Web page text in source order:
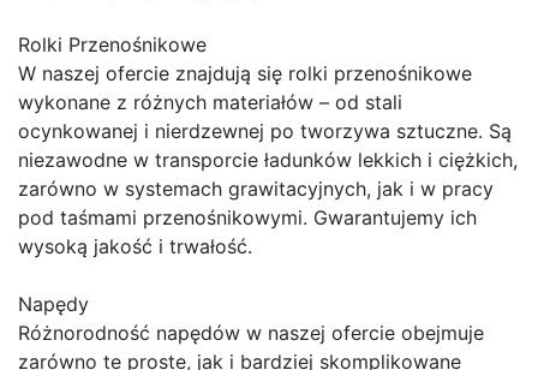
Rolki Przenośnikowe
W naszej ofercie znajdują się rolki przenośnikowe
wykonane z różnych materiałów – od stali
ocynkowanej i nierdzewnej po tworzywa sztuczne. Są
niezawodne w transporcie ładunków lekkich i ciężkich,
zarówno w systemach grawitacyjnych, jak i w pracy
pod taśmami przenośnikowymi. Gwarantujemy ich
wysoką jakość i trwałość.
Napędy
Różnorodność napędów w naszej ofercie obejmuje
zarówno te proste, jak i bardziej skomplikowane